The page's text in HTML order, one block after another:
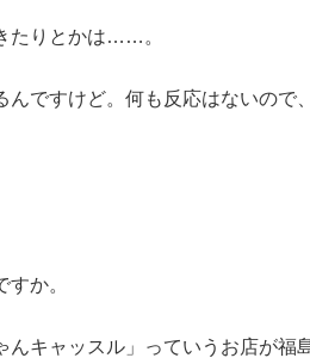
たりとかは……。
ですけど。何も反応はないので
か。
キャッスル」っていうお店が福